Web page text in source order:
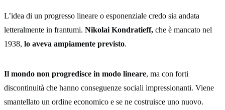
L’idea di un progresso lineare o esponenziale credo sia andata
letteralmente in frantumi. Nikolai Kondratieff, che è mancato nel
1938, lo aveva ampiamente previsto.
Il mondo non progredisce in modo lineare, ma con forti
discontinuità che hanno conseguenze sociali impressionanti. Viene
smantellato un ordine economico e se ne costruisce uno nuovo.